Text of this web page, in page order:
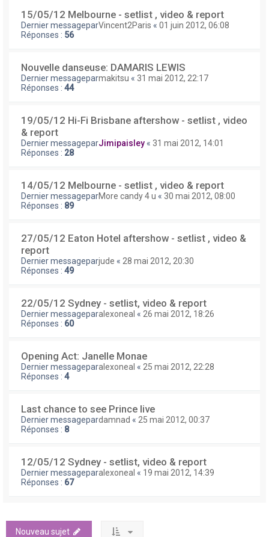
15/05/12 Melbourne - setlist , video & report
Dernier messageparVincent2Paris « 01 juin 2012, 06:08
Réponses : 56
Nouvelle danseuse: DAMARIS LEWIS
Dernier messageparmakitsu « 31 mai 2012, 22:17
Réponses : 44
19/05/12 Hi-Fi Brisbane aftershow - setlist , video
& report
Dernier messageparJimipaisley « 31 mai 2012, 14:01
Réponses : 28
14/05/12 Melbourne - setlist , video & report
Dernier messageparMore candy 4 u « 30 mai 2012, 08:00
Réponses : 89
27/05/12 Eaton Hotel aftershow - setlist , video &
report
Dernier messageparjude « 28 mai 2012, 20:30
Réponses : 49
22/05/12 Sydney - setlist, video & report
Dernier messageparalexoneal « 26 mai 2012, 18:26
Réponses : 60
Opening Act: Janelle Monae
Dernier messageparalexoneal « 25 mai 2012, 22:28
Réponses : 4
Last chance to see Prince live
Dernier messagepardamnad « 25 mai 2012, 00:37
Réponses : 8
12/05/12 Sydney - setlist, video & report
Dernier messageparalexoneal « 19 mai 2012, 14:39
Réponses : 67
Nouveau sujet